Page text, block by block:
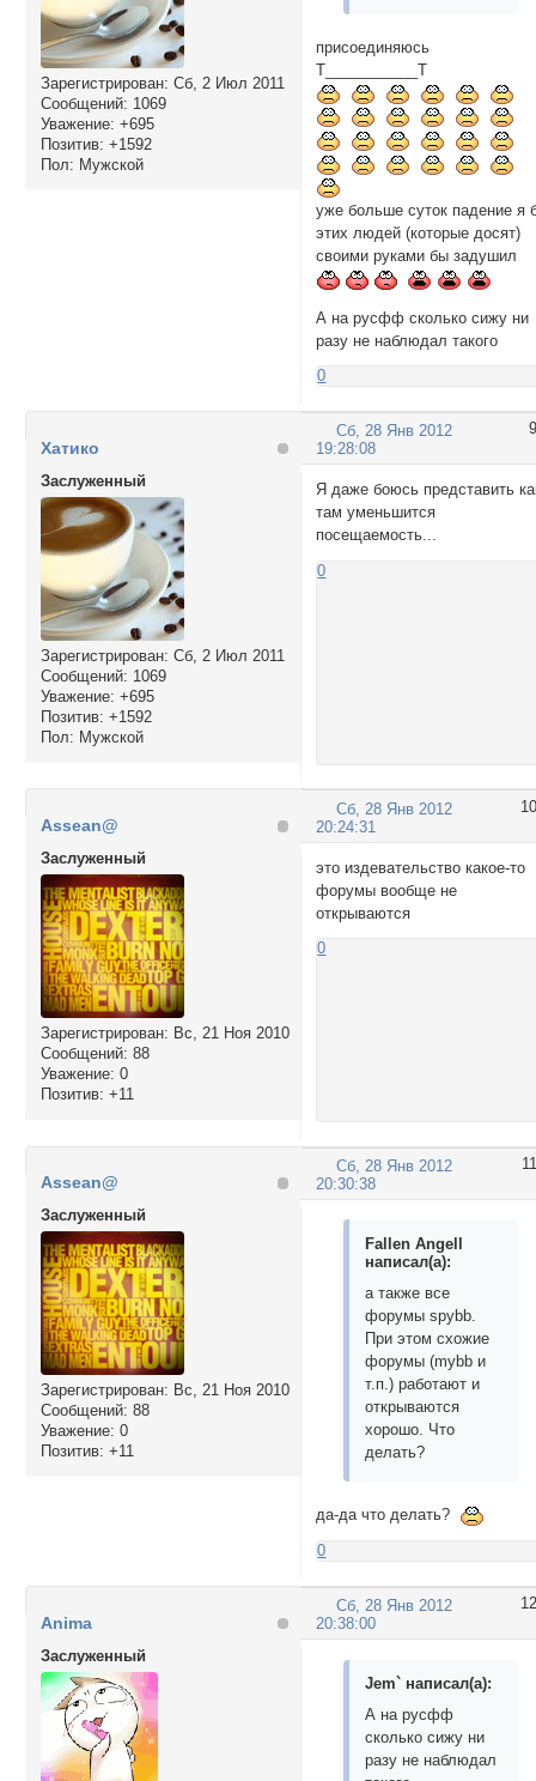
Зарегистрирован: Сб, 2 Июл 2011
Сообщений: 1069
Уважение: +695
Позитив: +1592
Пол: Мужской
присоединяюсь
Т___________Т
уже больше суток падение я
этих людей (которые досят)
своими руками бы задушил
А на русфф сколько сижу ни
разу не наблюдал такого
0
9
Сб, 28 Янв 2012
19:28:08
Хатико
Заслуженный
Зарегистрирован: Сб, 2 Июл 2011
Сообщений: 1069
Уважение: +695
Позитив: +1592
Пол: Мужской
Я даже боюсь представить
там уменьшится
посещаемость...
0
10
Сб, 28 Янв 2012
20:24:31
Assean@
Заслуженный
Зарегистрирован: Вс, 21 Ноя 2010
Сообщений: 88
Уважение: 0
Позитив: +11
это издевательство какое-то
форумы вообще не
открываются
0
11
Сб, 28 Янв 2012
20:30:38
Assean@
Заслуженный
Зарегистрирован: Вс, 21 Ноя 2010
Сообщений: 88
Уважение: 0
Позитив: +11
Fallen Angell
написал(а):
а также все
форумы spybb.
При этом схожие
форумы (mybb и
т.п.) работают и
открываются
хорошо. Что
делать?
да-да что делать?
0
12
Сб, 28 Янв 2012
20:38:00
Anima
Заслуженный
Jem` написал(а):
А на русфф
сколько сижу ни
разу не наблюдал